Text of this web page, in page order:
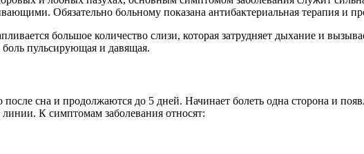
Обязательно больному показана антибактериальная терапия и
большое количество слизи, которая затрудняет дыхание и
пульсирующая и давящая.
сна и продолжаются до 5 дней. Начинает болеть одна сторона и
К симптомам заболевания относят: